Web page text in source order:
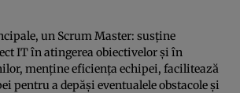
un Scrum Master: susține
IT în atingerea obiectivelor și în
menține eficiența echipei, facilitează
pentru a depăși eventualele obstacole și